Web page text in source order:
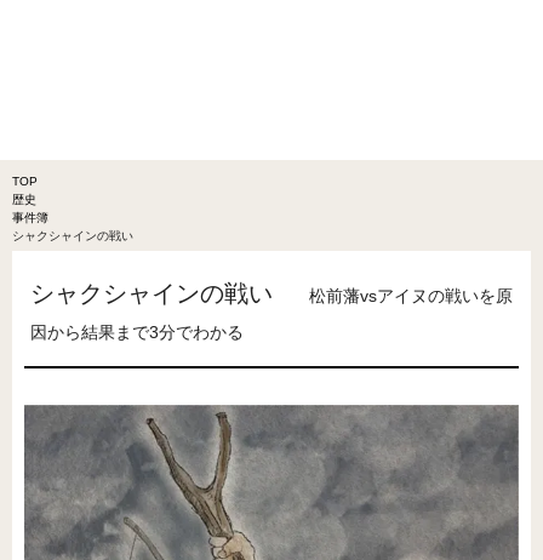
TOP
歴史
事件簿
シャクシャインの戦い
シャクシャインの戦い
松前藩vsアイヌの戦いを原
因から結果まで3分でわかる